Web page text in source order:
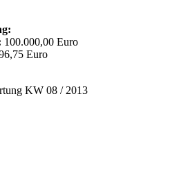
100.000,00 Euro
Euro